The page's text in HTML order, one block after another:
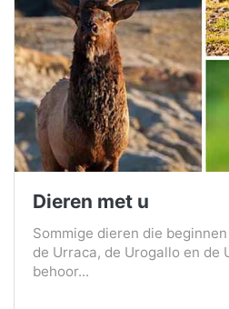
Dieren met u
Sommige dieren die
de Urraca, de Urogallo en de
behoor...